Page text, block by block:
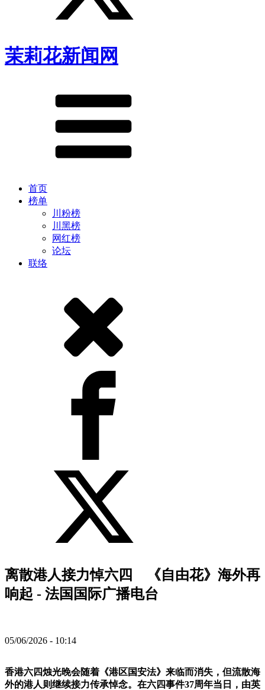
茉莉花新闻网
首页
榜单
川粉榜
川黑榜
网红榜
论坛
联络
离散港人接力悼六四 《自由花》海外再
响起 - 法国国际广播电台
05/06/2026 - 10:14
香港六四烛光晚会随着《港区国安法》来临而消失，但流散海
外的港人则继续接力传承悼念。在六四事件37周年当日，由英